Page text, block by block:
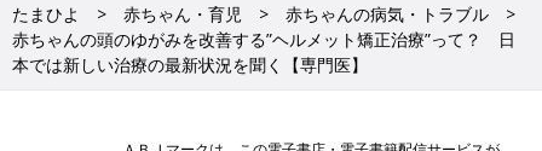
たまひよ 赤ちゃん・育児
赤ちゃんの病気・トラブル
赤ちゃんの頭のゆがみを改善する”ヘルメット矯正治療”って？ 日
本では新しい治療の最新状況を聞く【専門医】